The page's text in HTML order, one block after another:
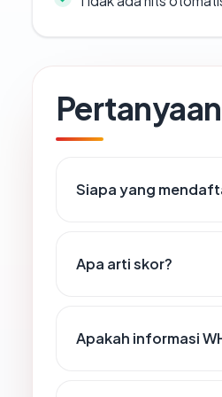
Siapa yang
Apa arti skor?
Apakah informasi